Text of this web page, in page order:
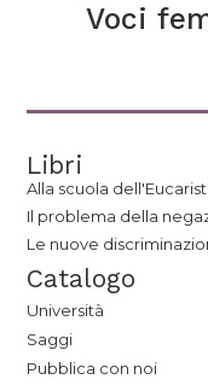
Voci
Libri
Alla scuola
Il problema della
Le nuove
Catalogo
Università
Saggi
Pubblica con noi